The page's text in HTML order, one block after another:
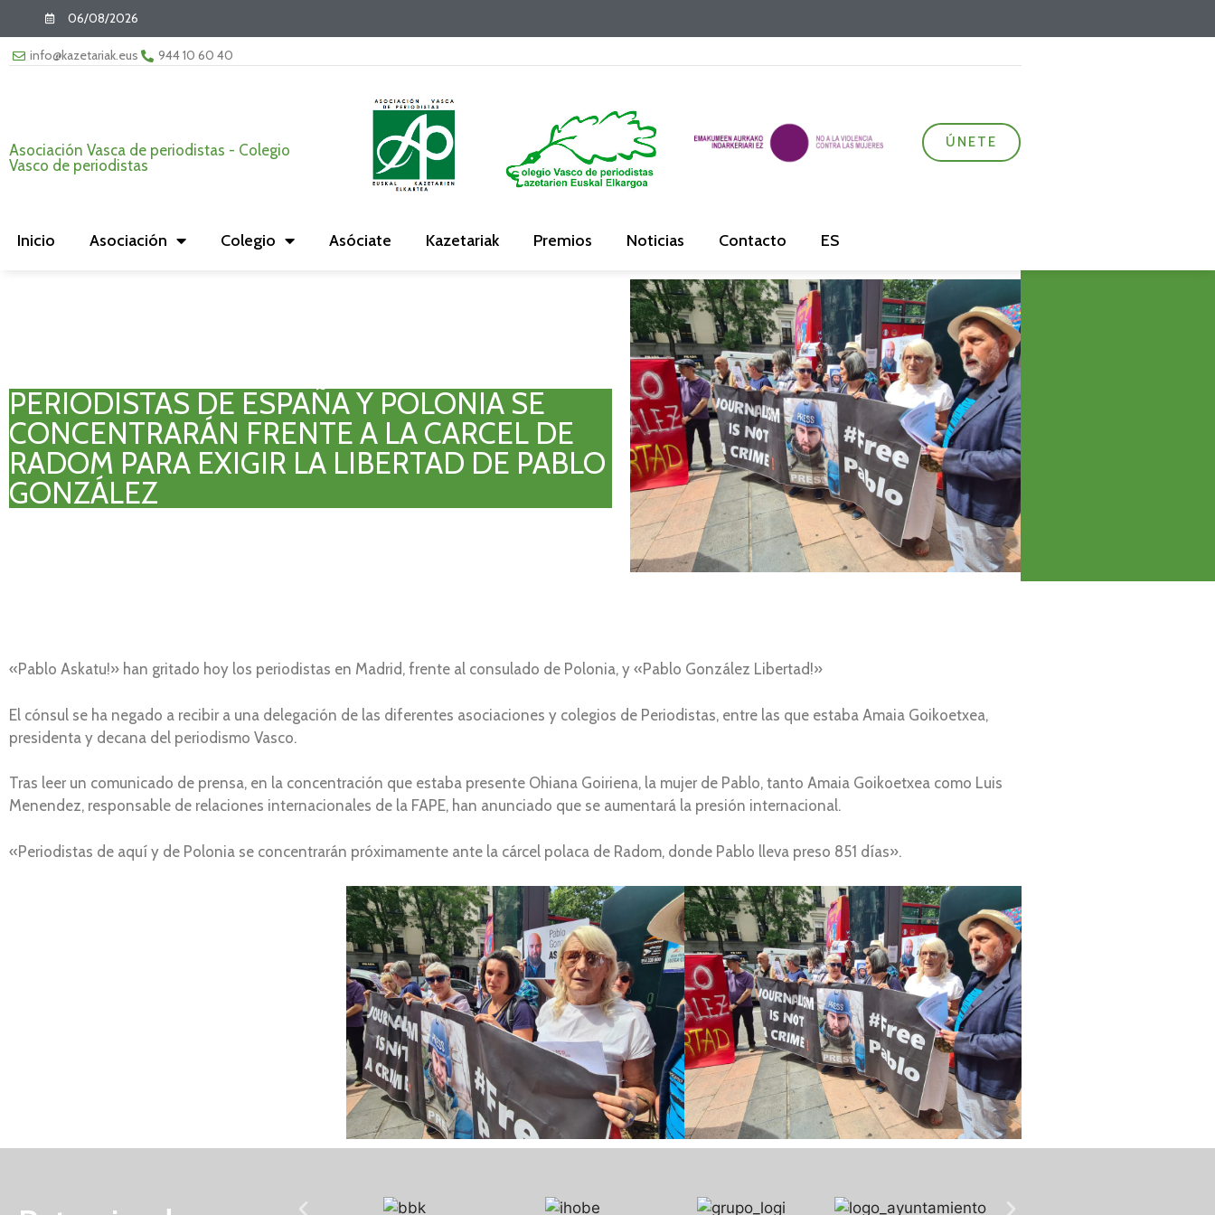
06/08/2026
info@kazetariak.eus 944 10 60 40
Asociación Vasca de periodistas - Colegio
Vasco de periodistas
ÚNETE
Inicio Asociación Colegio Asóciate Kazetariak Premios Noticias Contacto ES
PERIODISTAS DE ESPAÑA Y POLONIA SE
CONCENTRARÁN FRENTE A LA CARCEL DE
RADOM PARA EXIGIR LA LIBERTAD DE PABLO
GONZÁLEZ
«Pablo Askatu!» han gritado hoy los periodistas en Madrid, frente al consulado de Polonia, y «Pablo González Libertad!»
El cónsul se ha negado a recibir a una delegación de las diferentes asociaciones y colegios de Periodistas, entre las que estaba Amaia Goikoetxea,
presidenta y decana del periodismo Vasco.
Tras leer un comunicado de prensa, en la concentración que estaba presente Ohiana Goiriena, la mujer de Pablo, tanto Amaia Goikoetxea como Luis
Menendez, responsable de relaciones internacionales de la FAPE, han anunciado que se aumentará la presión internacional.
«Periodistas de aquí y de Polonia se concentrarán próximamente ante la cárcel polaca de Radom, donde Pablo lleva preso 851 días».